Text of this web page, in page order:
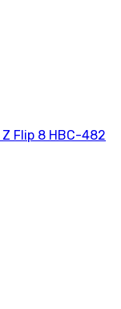
Flip 8 HBC-482